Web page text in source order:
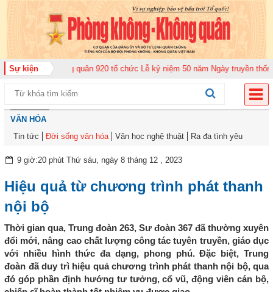
Sự kiện
đoàn Không quân 920 tổ chức Lễ kỷ niệm 50 năm Ngày truyền thống
VĂN HÓA
Tin tức
Đời sống văn hóa Văn học nghệ thuật Ra đa tình yêu
9 giờ:20 phút Thứ sáu, ngày 8 tháng 12 , 2023
Hiệu quả từ chương trình phát thanh
nội bộ
Thời gian qua, Trung đoàn 263, Sư đoàn 367 đã thường xuyên
đổi mới, nâng cao chất lượng công tác tuyên truyền, giáo dục
với nhiều hình thức đa dạng, phong phú. Đặc biệt, Trung
đoàn đã duy trì hiệu quả chương trình phát thanh nội bộ, qua
đó góp phần định hướng tư tưởng, cổ vũ, động viên cán bộ,